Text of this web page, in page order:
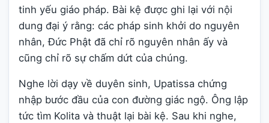
tinh yếu giáo pháp. Bài kệ được ghi lại với nội
dung đại ý rằng: các pháp sinh khởi do nguyên
nhân, Đức Phật đã chỉ rõ nguyên nhân ấy và
cũng chỉ rõ sự chấm dứt của chúng.
Nghe lời dạy về duyên sinh, Upatissa chứng
nhập bước đầu của con đường giác ngộ. Ông lập
tức tìm Kolita và thuật lại bài kệ. Sau khi nghe,